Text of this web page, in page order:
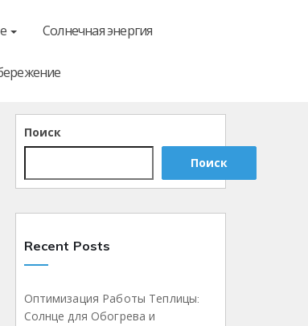
Солнечная энергия
Поиск
Поиск
Recent Posts
Оптимизация Работы Теплицы:
Солнце для Обогрева и